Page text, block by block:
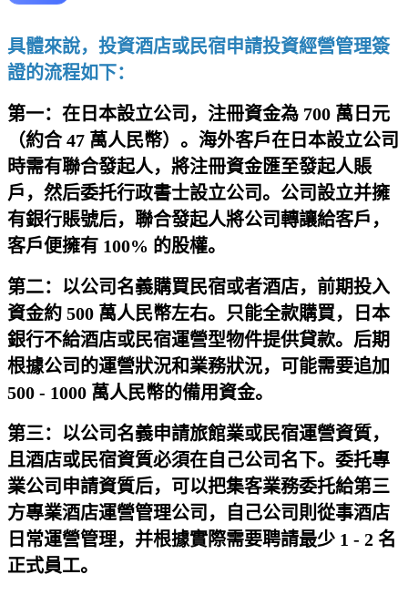
具體來說，投資酒店或民宿申請投資經營管理簽
證的流程如下：
第一：在日本設立公司，注冊資金為 700 萬日元
（約合 47 萬人民幣）。海外客戶在日本設立公司
時需有聯合發起人，將注冊資金匯至發起人賬
戶，然后委托行政書士設立公司。公司設立并擁
有銀行賬號后，聯合發起人將公司轉讓給客戶，
客戶便擁有 100% 的股權。
第二：以公司名義購買民宿或者酒店，前期投入
資金約 500 萬人民幣左右。只能全款購買，日本
銀行不給酒店或民宿運營型物件提供貸款。后期
根據公司的運營狀況和業務狀況，可能需要追加
500 - 1000 萬人民幣的備用資金。
第三：以公司名義申請旅館業或民宿運營資質，
且酒店或民宿資質必須在自己公司名下。委托專
業公司申請資質后，可以把集客業務委托給第三
方專業酒店運營管理公司，自己公司則從事酒店
日常運營管理，并根據實際需要聘請最少 1 - 2 名
正式員工。